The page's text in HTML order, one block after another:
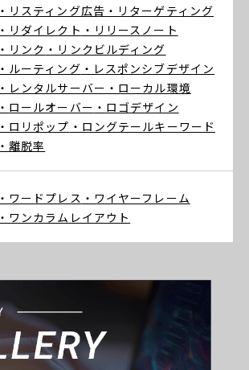
・リスティング広告 ・リターゲティング
・リダイレクト ・リリースノート
・リンク ・リンクビルディング
・ルーティング ・レスポンシブデザイン
・レンタルサーバー ・ローカル環境
・ロールオーバー ・ロゴデザイン
・ロリポップ ・ロングテールキーワード
・離脱率
・ワードプレス ・ワイヤーフレーム
・ワンカラムレイアウト